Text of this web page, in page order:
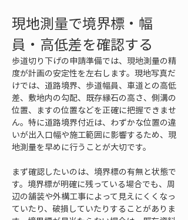
現地測量で境界標・幅
員・高低差を確認する
歩道切り下げの申請準備では、現地測量の精
度が計画の安定性を左右します。現地写真だ
けでは、道路境界、歩道幅員、車道との高低
差、敷地内の勾配、既存縁石の高さ、側溝の
位置、ますの位置などを正確に把握できませ
ん。特に道路境界付近は、わずかな位置の違
いが出入口幅や施工範囲に影響するため、現
地測量を早めに行うことが大切です。
まず確認したいのは、境界標の有無と状態で
す。境界標が明確に残っている場合でも、周
辺の舗装や外構工事によって見えにくくなっ
ていたり、破損していたりすることがありま